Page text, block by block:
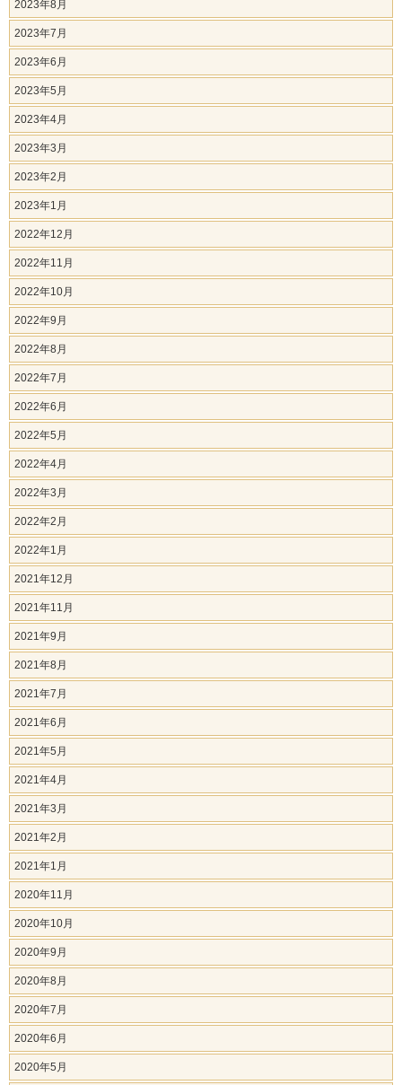
2023年8月
2023年7月
2023年6月
2023年5月
2023年4月
2023年3月
2023年2月
2023年1月
2022年12月
2022年11月
2022年10月
2022年9月
2022年8月
2022年7月
2022年6月
2022年5月
2022年4月
2022年3月
2022年2月
2022年1月
2021年12月
2021年11月
2021年9月
2021年8月
2021年7月
2021年6月
2021年5月
2021年4月
2021年3月
2021年2月
2021年1月
2020年11月
2020年10月
2020年9月
2020年8月
2020年7月
2020年6月
2020年5月